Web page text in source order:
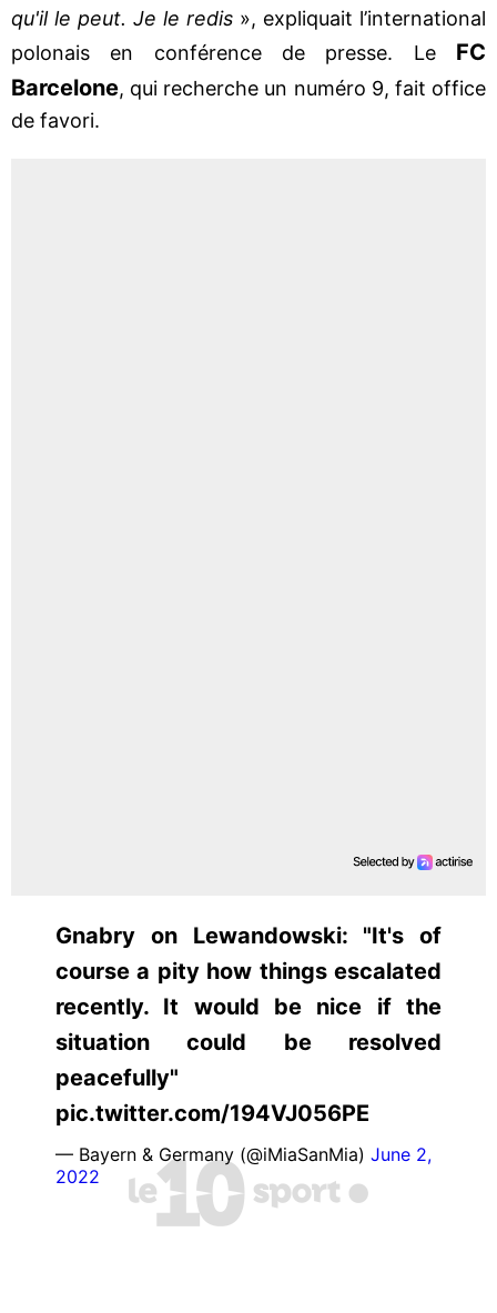
qu'il le peut. Je le redis », expliquait l’international
polonais en conférence de presse. Le FC
Barcelone, qui recherche un numéro 9, fait office
de favori.
Gnabry on Lewandowski: "It's of
course a pity how things escalated
recently. It would be nice if the
situation could be resolved
peacefully"
pic.twitter.com/194VJ056PE
— Bayern & Germany (@iMiaSanMia) June 2,
2022